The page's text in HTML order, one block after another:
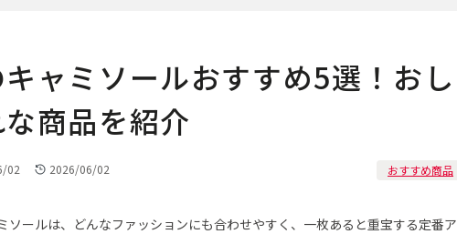
ャミソールおすすめ5選！おし
商品を紹介
02 更新日2026/06/02 おすすめ商品
ソールは、どんなファッションにも合わせやすく、一枚あると重宝する定番ア